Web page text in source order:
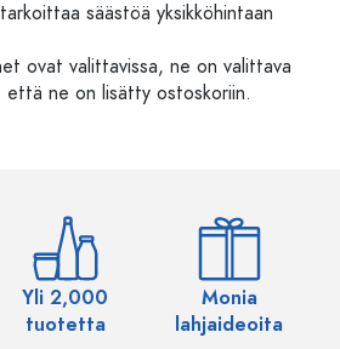
säästöä yksikköhintaan
ovat valittavissa, ne on valittava
että ne on lisätty ostoskoriin.
Yli 2,000
tuotetta
Monia
lahjaideoita